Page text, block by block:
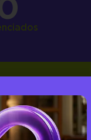
não ter
do seu